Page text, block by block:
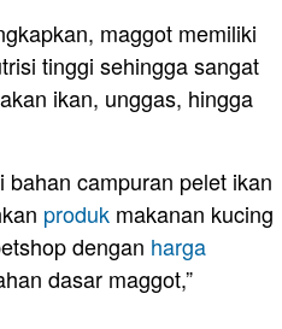
maggot memiliki
tinggi sehingga sangat
ikan, unggas, hingga
bahan campuran pelet ikan
produk makanan kucing
dengan harga
dasar maggot,”